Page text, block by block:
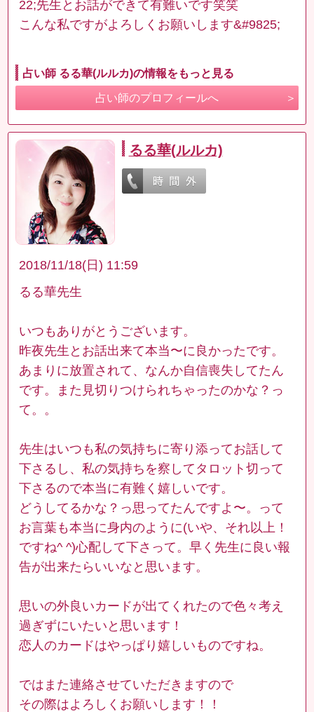
22;先生とお話ができて有難いです笑笑
こんな私ですがよろしくお願いします&#9825;
占い師 るる華(ルルカ)の情報をもっと見る
占い師のプロフィールへ
るる華(ルルカ)
2018/11/18(日) 11:59
るる華先生
いつもありがとうございます。
昨夜先生とお話出来て本当〜に良かったです。
あまりに放置されて、なんか自信喪失してたん
です。また見切りつけられちゃったのかな？っ
て。。
先生はいつも私の気持ちに寄り添ってお話して
下さるし、私の気持ちを察してタロット切って
下さるので本当に有難く嬉しいです。
どうしてるかな？っ思ってたんですよ〜。って
お言葉も本当に身内のように(いや、それ以上！
ですね^ ^)心配して下さって。早く先生に良い報
告が出来たらいいなと思います。
思いの外良いカードが出てくれたので色々考え
過ぎずにいたいと思います！
恋人のカードはやっぱり嬉しいものですね。
ではまた連絡させていただきますので
その際はよろしくお願いします！！